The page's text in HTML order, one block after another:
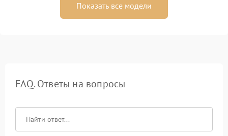
Показать все модели
FAQ. Ответы на вопросы